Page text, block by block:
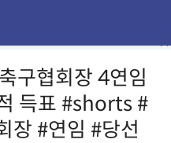
구협회장 4연임
득표 #shorts #
장 #연임 #당선